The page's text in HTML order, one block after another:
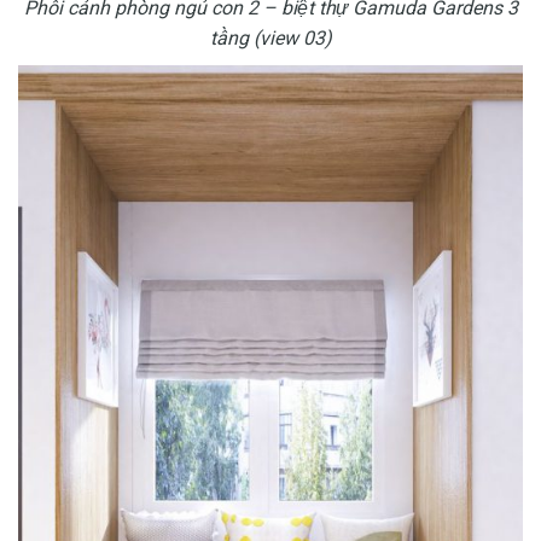
Phối cảnh phòng ngủ con 2 – biệt thự Gamuda Gardens 3
tầng (view 03)